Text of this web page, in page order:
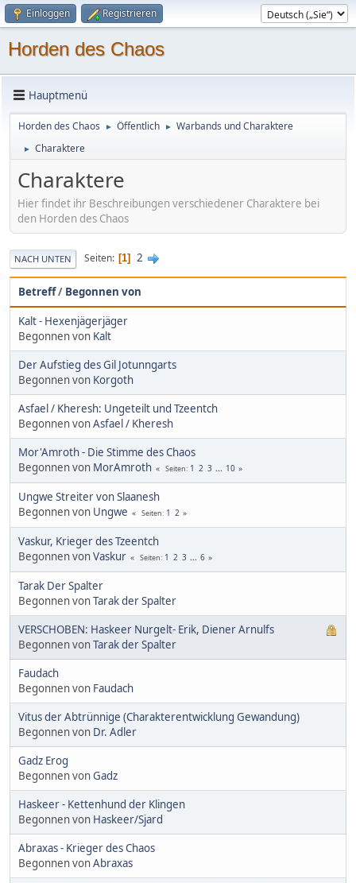
Einloggen Registrieren
Horden des Chaos
Hauptmenü
Horden des Chaos ► Öffentlich ► Warbands und Charaktere
► Charaktere
Charaktere
Hier findet ihr Beschreibungen verschiedener Charaktere bei
den Horden des Chaos
NACH UNTEN Seiten 1 2
Betreff/ Begonnen von
Kalt - Hexenjägerjäger
Begonnen von Kalt
Der Aufstieg des Gil Jotunngarts
Begonnen von Korgoth
Asfael / Kheresh: Ungeteilt und Tzeentch
Begonnen vonAsfael / Kheresh
Mor'Amroth - Die Stimme des Chaos
Begonnen von MorAmroth Seiten 1 2 3 ... 10
Ungwe Streiter von Slaanesh
Begonnen von Ungwe Seiten 1 2
Vaskur, Krieger des Tzeentch
Begonnen vonVaskur Seiten 1 2 3 ... 6
Tarak Der Spalter
Begonnen vonTarak der Spalter
VERSCHOBEN: Haskeer Nurgelt- Erik, Diener Arnulfs
Begonnen vonTarak der Spalter
Faudach
Begonnen von Faudach
Vitus der Abtrünnige (Charakterentwicklung Gewandung)
Begonnen von Dr. Adler
Gadz Erog
Begonnen vonGadz
Haskeer - Kettenhund der Klingen
Begonnen von Haskeer/Sjard
Abraxas - Krieger des Chaos
Begonnen vonAbraxas